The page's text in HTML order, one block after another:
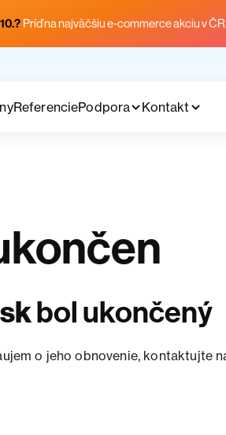
Príď na najväčšiu e-commerce akciu v
ReferenciePodpora Kontakt
bol ukončený
o jeho obnovenie, kontaktujte